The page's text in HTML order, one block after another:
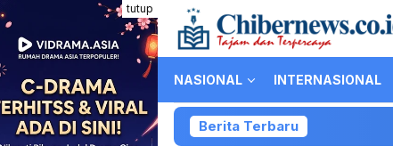
Loncat
ke
konten
tutup
NASIONAL INTERNASIONAL
Berita Terbaru